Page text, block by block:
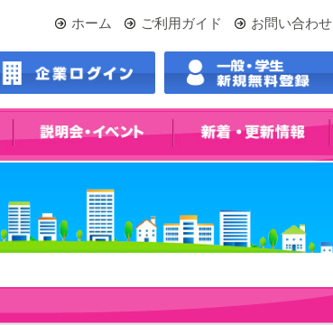
ホーム ご利用ガイド お問い合わせ